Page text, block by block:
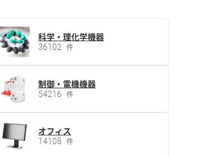
科学・理化学機器
36102 件
制御・電機機器
54216 件
オフィス
14108 件